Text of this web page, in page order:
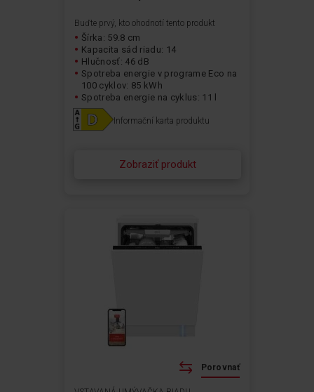
Zobraziť produkt
Buďte prvý, kto ohodnotí tento produkt
Šírka: 59.8 cm
Kapacita sád riadu: 14
Hlučnosť: 46 dB
Spotreba energie v programe Eco na
100 cyklov: 85 kWh
Spotreba energie na cyklus: 11 l
Informační karta produktu
Porovnať